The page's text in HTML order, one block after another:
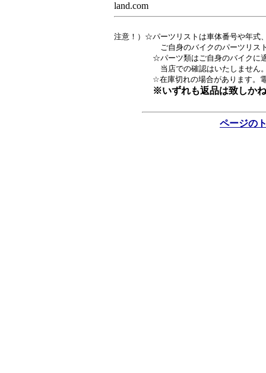
land.com
注意！）☆パーツリストは車体番号や年式
ご自身のバイクのパーツリストか
☆パーツ類はご自身のバイクに適合
当店での確認はいたしません
☆在庫切れの場合があります。電話・
※いずれも返品は致しか
ページの